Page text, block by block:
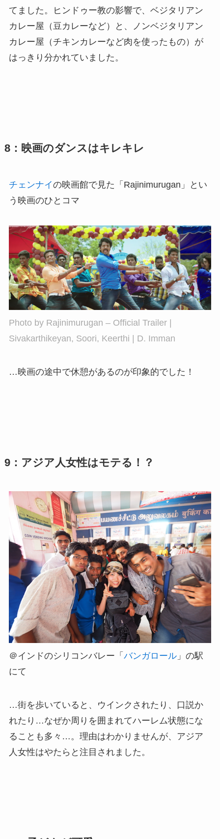
てました。ヒンドゥー教の影響で、ベジタリアン
カレー屋（豆カレーなど）と、ノンベジタリアン
カレー屋（チキンカレーなど肉を使ったもの）が
はっきり分かれていました。
8：映画のダンスはキレキレ
チェンナイの映画館で見た「Rajinimurugan」とい
う映画のひとコマ
Photo by Rajinimurugan – Official Trailer |
Sivakarthikeyan, Soori, Keerthi | D. Imman
…映画の途中で休憩があるのが印象的でした！
9：アジア人女性はモテる！？
＠インドのシリコンバレー「 バンガロール」の駅
にて
…街を歩いていると、ウインクされたり、口説か
れたり…なぜか周りを囲まれてハーレム状態にな
ることも多々…。理由はわかりませんが、アジア
人女性はやたらと注目されました。